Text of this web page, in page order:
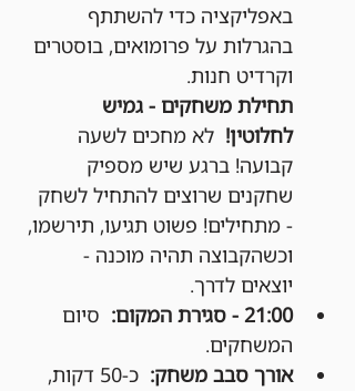
באפליקציה כדי להשתתף
בהגרלות על פרומואים, בוסטרים
וקרדיט חנות.
תחילת משחקים - גמיש
לחלוטין! לא מחכים לשעה
קבועה! ברגע שיש מספיק
שחקנים שרוצים להתחיל לשחק
- מתחילים! פשוט תגיעו, תירשמו,
וכשהקבוצה תהיה מוכנה -
יוצאים לדרך.
21:00 - סגירת המקום:
סיום
המשחקים.
אורך סבב משחק:
כ-50 דקות,